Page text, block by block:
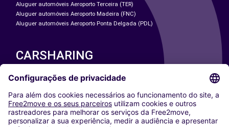
Aluguer automóveis Aeroporto Terceira (TER)
Aluguer automóveis Aeroporto Madeira (FNC)
Aluguer automóveis Aeroporto Ponta Delgada (PDL)
CARSHARING
NOSSAS CIDADES
Washington DC
Milan
Rome
Turin